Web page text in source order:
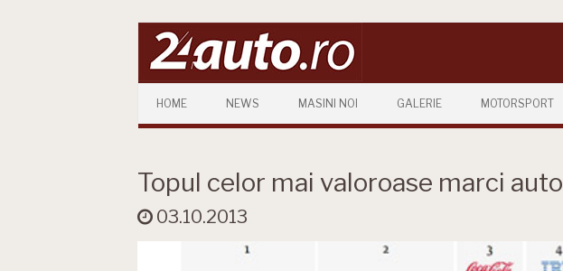
HOME NEWS MASINI NOI GALERIE MOTORSPORT
Topul celor mai valoroase marci auto
03.10.2013